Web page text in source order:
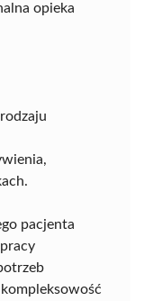
opieka
pacjenta